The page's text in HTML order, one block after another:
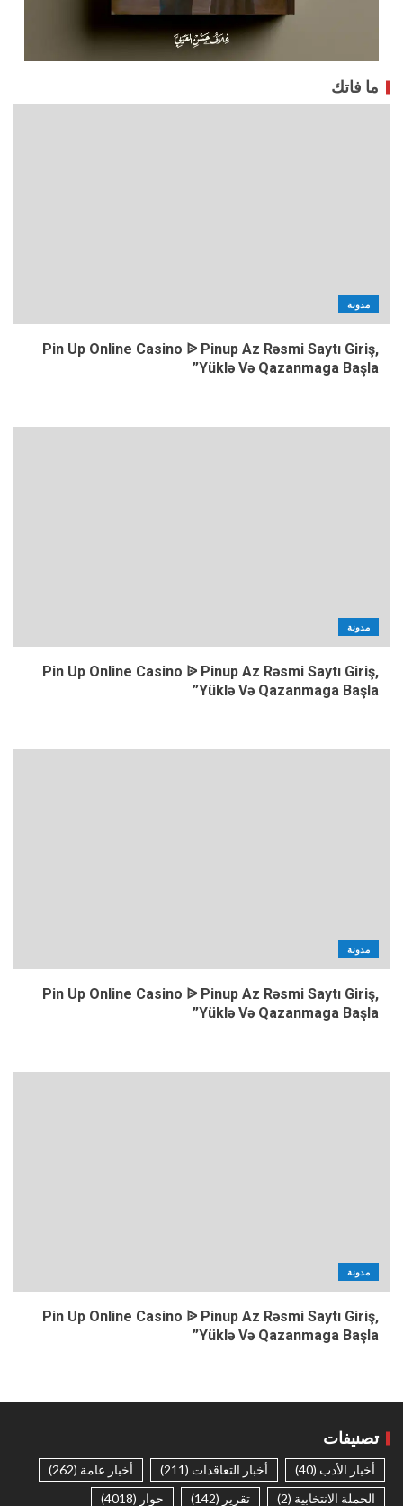
ما فاتك
مدونة
Pin Up Online Casino ᐉ Pinup Az Rəsmi Saytı Giriş,
Yüklə Və Qazanmaga Başla”
مدونة
Pin Up Online Casino ᐉ Pinup Az Rəsmi Saytı Giriş,
Yüklə Və Qazanmaga Başla”
مدونة
Pin Up Online Casino ᐉ Pinup Az Rəsmi Saytı Giriş,
Yüklə Və Qazanmaga Başla”
مدونة
Pin Up Online Casino ᐉ Pinup Az Rəsmi Saytı Giriş,
Yüklə Və Qazanmaga Başla”
تصنيفات
أخبار الأدب (40) أخبار التعاقدات (211) أخبار عامة (262)
الحملة الانتخابية (2) تقرير (142) حوار (4018)